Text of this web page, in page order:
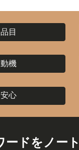
目
機
心
ドをノー